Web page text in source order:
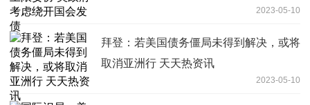
2023-05-10
拜登：若美国债务僵局未得到解决，或将
取消亚洲行 天天热资讯
2023-05-10